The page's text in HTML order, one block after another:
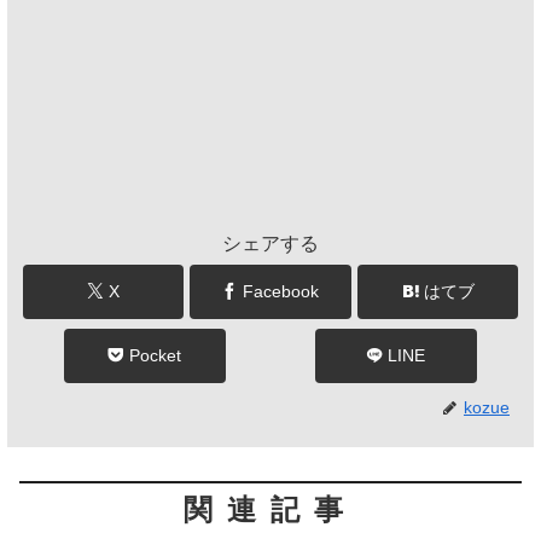
シェアする
X Facebook はてブ
Pocket LINE
kozue
関連記事